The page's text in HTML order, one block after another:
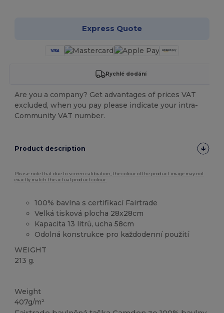
Express Quote
Rychlé dodání
Are you a company? Get advantages of prices VAT
excluded, when you pay please indicate your intra-
Community VAT number.
Product description
Please note that due to screen calibration, the colour of the product image may not
exactly match the actual product colour.
100% bavlna s certifikací Fairtrade
Velká tisková plocha 28x28cm
Kapacita 13 litrů, ucha 58cm
Odolná konstrukce pro každodenní použití
WEIGHT
213 g.
Weight
407g/m²